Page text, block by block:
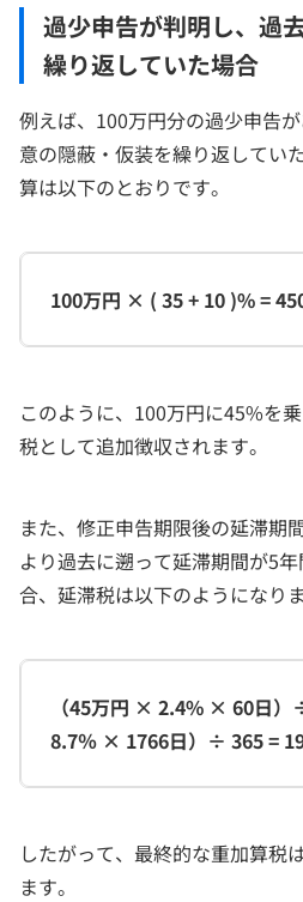
過少申告が判明し、過
繰り返していた場合
例えば、100万円分の過少申告
意の隠蔽・仮装を繰り返してい
算は以下のとおりです。
100万円 × ( 35 + 10 )% =
このように、100万円に45%を
税として追加徴収されます。
また、修正申告期限後の延滞期
より過去に遡って延滞期間が5
合、延滞税は以下のようになりま
（45万円 × 2.4% × 60日
8.7％ × 1766日）÷ 365 =
したがって、最終的な重加算税
ます。